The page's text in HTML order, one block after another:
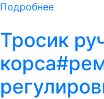
Подробнее
Тросик